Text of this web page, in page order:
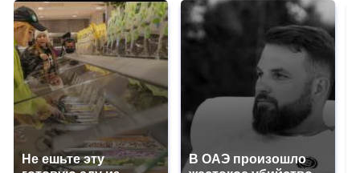
Не ешьте эту
В ОАЭ произошло